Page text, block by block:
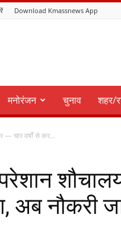
Download Kmassnews App
मनोरंजन चुनाव शहर/
चार वर्षों से कर...
अब नौकरी